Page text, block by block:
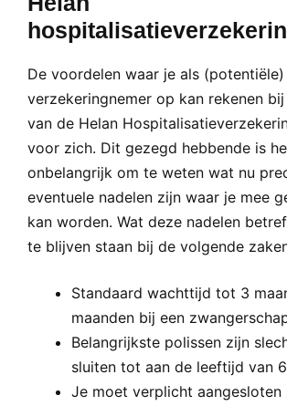
De voordelen waar je als (potentiële)
verzekeringnemer op kan rekenen
van de Helan
voor zich. Dit gezegd hebbende is
onbelangrijk om te weten wat nu
eventuele nadelen zijn waar je mee
kan worden. Wat deze nadelen
te blijven staan bij de volgende
Standaard wachttijd tot 3
maanden bij een
Belangrijkste polissen zijn
sluiten tot aan de leeftijd van
Je moet verplicht aangesloten